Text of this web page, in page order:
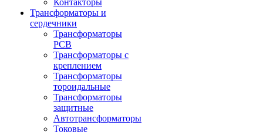
Контакторы
Трансформаторы и
сердечники
Трансформаторы
PCB
Трансформаторы с
креплением
Трансформаторы
тороидальные
Трансформаторы
защитные
Автотрансформаторы
Токовые